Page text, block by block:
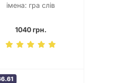
імена: гра слів
1040 грн.
6.61